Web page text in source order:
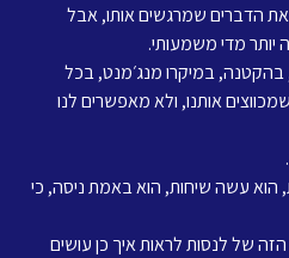
הדברים שמרגשים אותו, אבל
מדי משמעותי.
בהקטנה, במיקרו מנג׳מנט, בכל
אותנו, ולא מאפשרים לנו
הוא עשה שיחות, הוא באמת ניסה, כי
הזה של לנסות לראות איך כן עושים